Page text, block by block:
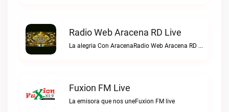
Radio Web Aracena RD Live
La alegria Con AracenaRadio Web Aracena RD live
Fuxion FM Live
La emisora que nos uneFuxion FM live